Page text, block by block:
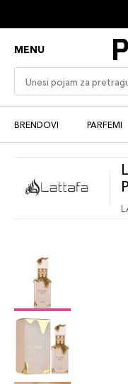
MENU
BRENDOVI PARFEMI